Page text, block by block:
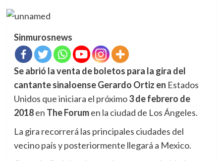
Sinmurosnews
Se abrió la venta de boletos para la gira del
cantante sinaloense Gerardo Ortiz en Estados
Unidos que iniciara el próximo3 de febrero de
2018en The Forumen la ciudad de Los Ángeles.
La gira recorrerá las principales ciudades del
vecino país y posteriormente llegará a Mexico.